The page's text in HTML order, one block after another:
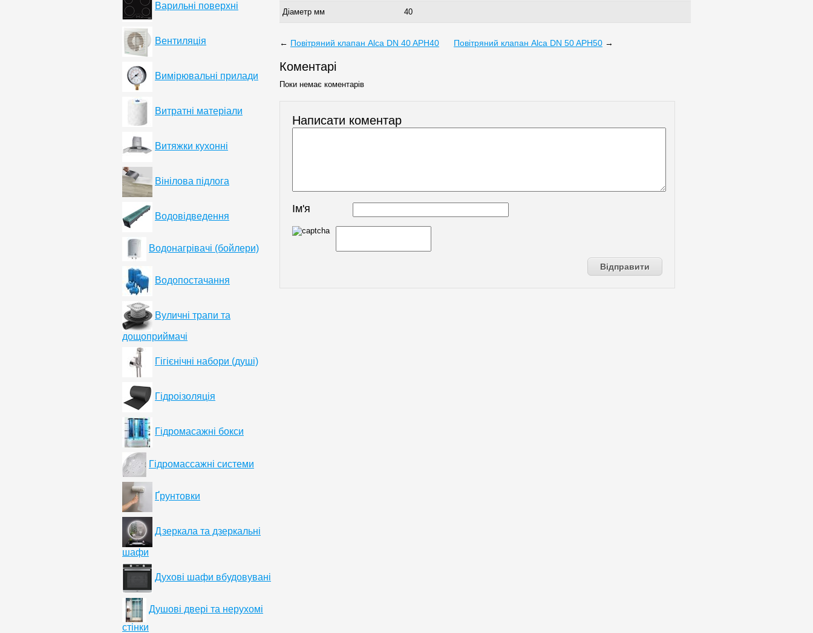
Діаметр мм 40
← Повітряний клапан Alca DN 40 APH40 Повітряний клапан Alca DN 50 APH50 →
Коментарі
Поки немає коментарів
Написати коментар
Ім'я
Варильні поверхні
Вентиляція
Вимірювальні прилади
Витратні матеріали
Витяжки кухонні
Вінілова підлога
Водовідведення
Водонагрівачі (бойлери)
Водопостачання
Вуличні трапи та
дощоприймачі
Гігієнічні набори (душі)
Гідроізоляція
Гідромасажні бокси
Гідромассажні системи
Ґрунтовки
Дзеркала та дзеркальні
шафи
Духові шафи вбудовувані
Душові двері та нерухомі
стінки